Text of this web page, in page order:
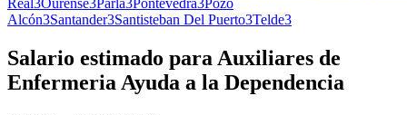
Real3Ourense3Parla3Pontevedra3Pozo
Alcón3Santander3Santisteban Del Puerto3Telde3
Salario estimado para Auxiliares de
Enfermeria Ayuda a la Dependencia